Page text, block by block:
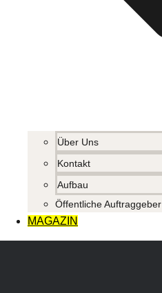
Über Uns
Kontakt
Aufbau
Öffentliche Auftraggeber
MAGAZIN